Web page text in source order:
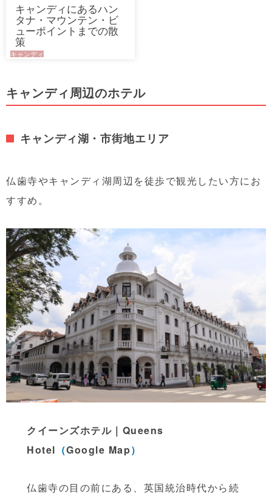
キャンディにあるハン
タナ・マウンテン・ビ
ューポイントまでの散
策
キャンディ
キャンディ周辺のホテル
キャンディ湖・市街地エリア
仏歯寺やキャンディ湖周辺を徒歩で観光したい方にお
すすめ。
クイーンズホテル｜ Queens
Hotel （Google Map）
仏歯寺の目の前にある、英国統治時代から続